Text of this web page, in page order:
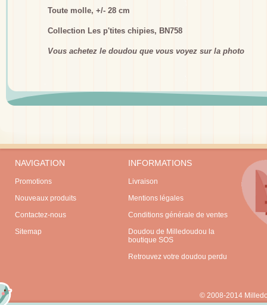
Toute molle, +/- 28 cm
Collection Les p'tites chipies, BN758
Vous achetez le doudou que vous voyez sur la photo
NAVIGATION
Promotions
Nouveaux produits
Contactez-nous
Sitemap
INFORMATIONS
Livraison
Mentions légales
Conditions générale de ventes
Doudou de Milledoudou la
boutique SOS
Retrouvez votre doudou perdu
© 2008-2014